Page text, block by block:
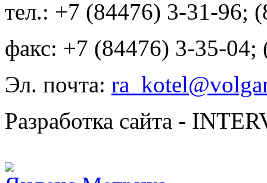
тел.: +7 (84476) 3-31-96;
факс: +7 (84476) 3-35-04;
Эл. почта:
Разработка сайта -